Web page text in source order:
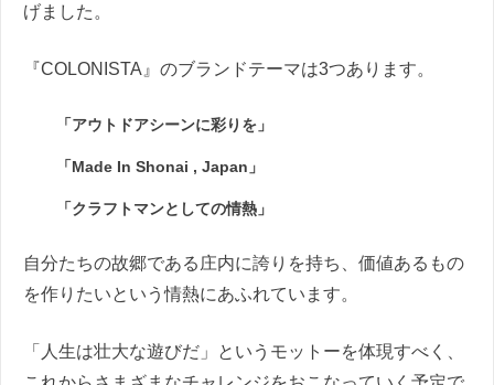
げました。
『COLONISTA』のブランドテーマは3つあります。
「アウトドアシーンに彩りを」
「Made In Shonai , Japan」
「クラフトマンとしての情熱」
自分たちの故郷である庄内に誇りを持ち、価値あるもの
を作りたいという情熱にあふれています。
「人生は壮大な遊びだ」というモットーを体現すべく、